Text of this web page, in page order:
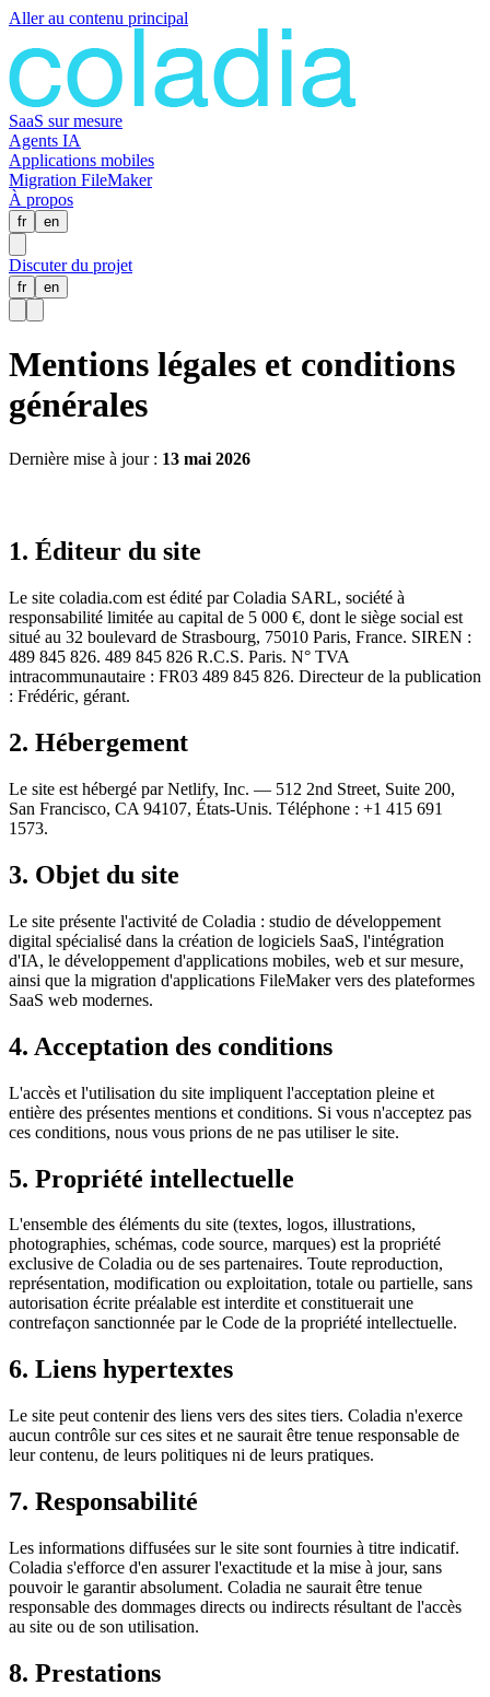
Aller au contenu principal
SaaS sur mesure
Agents IA
Applications mobiles
Migration FileMaker
À propos
fr en
Discuter du projet
fr en
Mentions légales et conditions
générales
Dernière mise à jour : 13 mai 2026
1. Éditeur du site
Le site coladia.com est édité par Coladia SARL, société à
responsabilité limitée au capital de 5 000 €, dont le siège social est
situé au 32 boulevard de Strasbourg, 75010 Paris, France. SIREN :
489 845 826. 489 845 826 R.C.S. Paris. N° TVA
intracommunautaire : FR03 489 845 826. Directeur de la publication
: Frédéric, gérant.
2. Hébergement
Le site est hébergé par Netlify, Inc. — 512 2nd Street, Suite 200,
San Francisco, CA 94107, États-Unis. Téléphone : +1 415 691
1573.
3. Objet du site
Le site présente l'activité de Coladia : studio de développement
digital spécialisé dans la création de logiciels SaaS, l'intégration
d'IA, le développement d'applications mobiles, web et sur mesure,
ainsi que la migration d'applications FileMaker vers des plateformes
SaaS web modernes.
4. Acceptation des conditions
L'accès et l'utilisation du site impliquent l'acceptation pleine et
entière des présentes mentions et conditions. Si vous n'acceptez pas
ces conditions, nous vous prions de ne pas utiliser le site.
5. Propriété intellectuelle
L'ensemble des éléments du site (textes, logos, illustrations,
photographies, schémas, code source, marques) est la propriété
exclusive de Coladia ou de ses partenaires. Toute reproduction,
représentation, modification ou exploitation, totale ou partielle, sans
autorisation écrite préalable est interdite et constituerait une
contrefaçon sanctionnée par le Code de la propriété intellectuelle.
6. Liens hypertextes
Le site peut contenir des liens vers des sites tiers. Coladia n'exerce
aucun contrôle sur ces sites et ne saurait être tenue responsable de
leur contenu, de leurs politiques ni de leurs pratiques.
7. Responsabilité
Les informations diffusées sur le site sont fournies à titre indicatif.
Coladia s'efforce d'en assurer l'exactitude et la mise à jour, sans
pouvoir le garantir absolument. Coladia ne saurait être tenue
responsable des dommages directs ou indirects résultant de l'accès
au site ou de son utilisation.
8. Prestations